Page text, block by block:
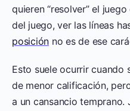
quieren “resolver” el
del juego, ver las líneas
posición no es de ese
Esto suele ocurrir cuando
de menor calificación,
a un cansancio temprano.